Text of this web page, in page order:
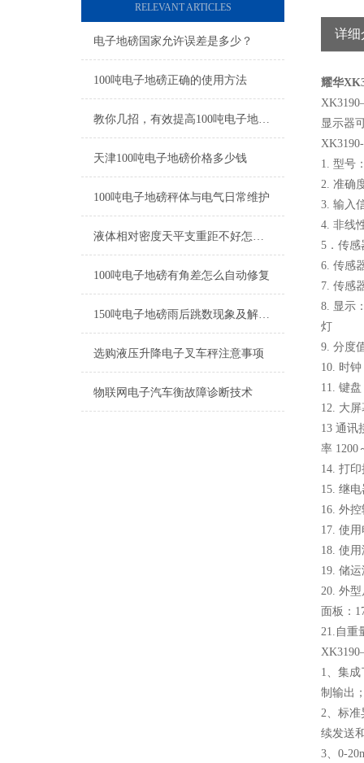
RELEVANT ARTICLES
电子地磅国家允许误差是多少？
100吨电子地磅正确的使用方法
教你几招，有效提高100吨电子地磅性能
天津100吨电子地磅价格多少钱
100吨电子地磅秤体与电气日常维护
液体相对密度天平支重距不好怎么进行调修？
100吨电子地磅有角差怎么自动修复
150吨电子地磅雨后跳数现象及解决方法
选购液压升降电子叉车秤注意事项
物联网电子汽车衡故障诊断技术
详细
耀华
显示器
1. 型号
2. 准确
3. 输入
4. 非线
5．传感
6. 传感
7. 传感
8. 显示
灯
9. 分度
10. 时
11. 键
12. 大
13 通讯
率 1200
14. 打
15. 继
16. 外
17. 使
18. 使
19. 储
20. 外
面板：
21.自重
1、集
制输出
2、标准
续发送
3、0-